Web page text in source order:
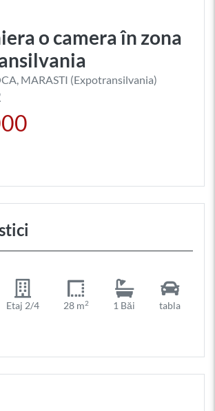
o camera în zona
MARASTI (Expotransilvania)
Etaj 2/4 28 m2 1 Băi tabla